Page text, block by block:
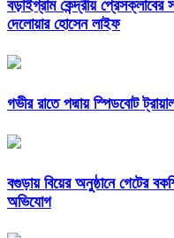
বড়াইগ্রাম কেন্দ্রীয়
দেলোয়ার হোসেন লাইফ
গভীর রাতে পদ্মায় স্পিডবোট
বগুড়ায় বিয়ের অনুষ্ঠানে গেটের
অভিযোগ